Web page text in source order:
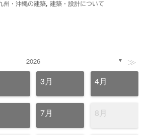
州・沖縄の建築, 建築・設計について
2026 ▼ ≫
3月 4月
7月 8月